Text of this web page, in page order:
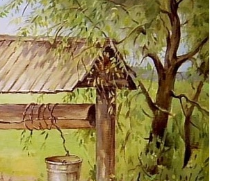
Попробуйте рецепт
легендарного супа доктора
Моро, который без...